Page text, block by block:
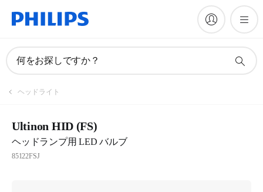
何をお探しですか？
ヘッドライト
Ultinon HID (FS)
ヘッドランプ用 LED バルブ
85122FSJ